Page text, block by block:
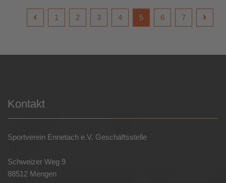
1 2 3 4 5 6 7
Kontakt
Sportverein Ennetach e.V. Geschäftsstelle
Schweizer Weg 9
88512 Mengen